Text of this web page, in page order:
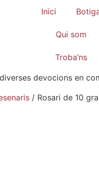
Inici
Qui som
Troba’ns
devocions en
/ Rosari de 10